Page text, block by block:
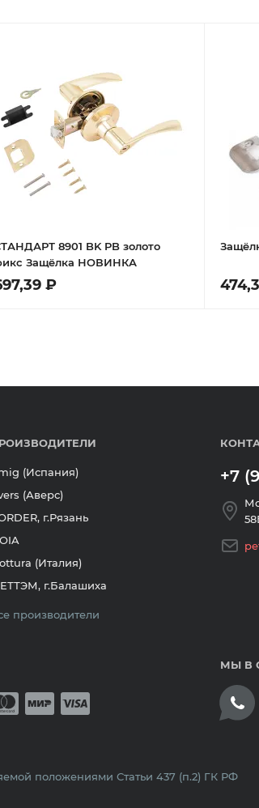
8901 BK PB золото
Защёлка НОВИНКА
₽
(Испания)
(Аверс)
г.Рязань
(Италия)
г.Балашиха
производители
+7
оплата
МЫ В
положениями Статьи 437 (п.2) ГК РФ